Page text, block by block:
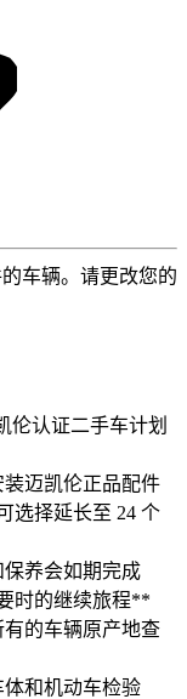
车辆。请更改您的
伦认证二手车计划
迈凯伦正品配件
选择延长至 24 个
保养会如期完成
时的继续旅程**
的车辆原产地查
体和机动车检验